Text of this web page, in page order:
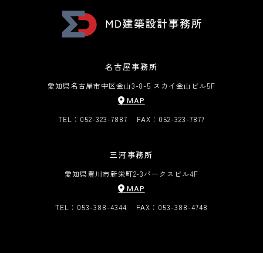
名古屋事務所
愛知県名古屋市中区金山3-8-5 スカイ金山ビル5F
MAP
TEL：052-323-7887 FAX：052-323-7877
三河事務所
愛知県豊川市新栄町2-3パークスビル4F
MAP
TEL：053-388-4344 FAX：053-388-4748